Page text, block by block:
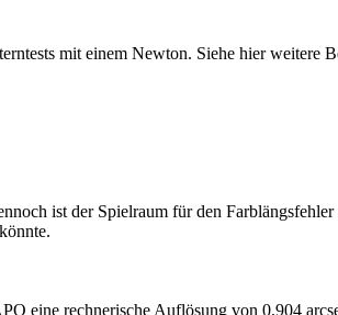
mit einem Newton. Siehe hier weitere
ist der Spielraum für den Farblängsfehler
eine rechnerische Auflösung von 0.904